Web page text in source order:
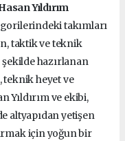
Yıldırım
takımları
taktik ve teknik
hazırlanan
teknik heyet ve
ve ekibi,
altyapıdan yetişen
için yoğun bir